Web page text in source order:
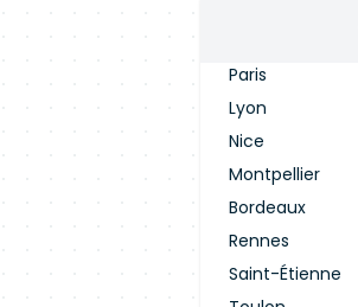
Paris
Lyon
Nice
Montpellier
Bordeaux
Rennes
Saint-Étienne